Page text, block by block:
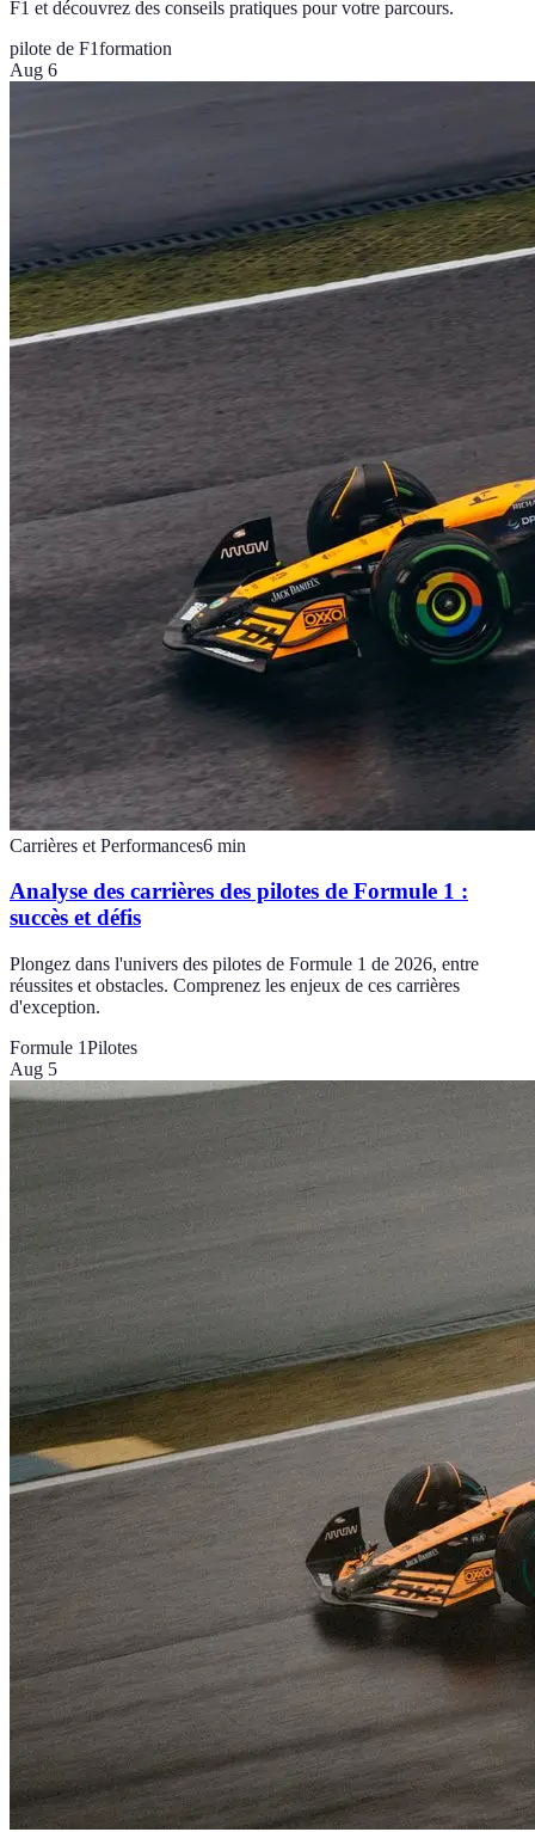
F1 et découvrez des conseils pratiques pour votre parcours.
pilote de F1formation
Aug 6
Carrières et Performances6 min
Analyse des carrières des pilotes de Formule 1 :
succès et défis
Plongez dans l'univers des pilotes de Formule 1 de 2026, entre
réussites et obstacles. Comprenez les enjeux de ces carrières
d'exception.
Formule 1Pilotes
Aug 5